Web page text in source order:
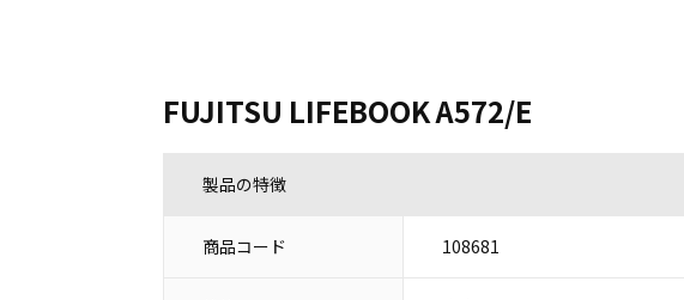
FUJITSU LIFEBOOK A572/E
製品の特徴
商品コード 108681